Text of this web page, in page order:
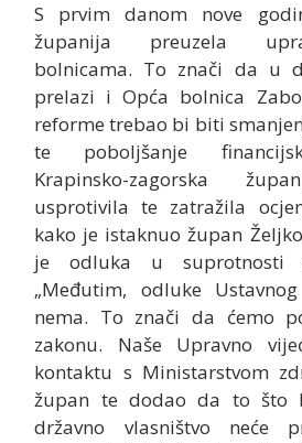
S prvim danom nove
županija preuzela
bolnicama. To znači da u
prelazi i Opća bolnica
reforme trebao bi biti
te poboljšanje
Krapinsko-zagorska
usprotivila te zatražila
kako je istaknuo župan
je odluka u suprotnosti
„Međutim, odluke
nema. To znači da ćemo
zakonu. Naše Upravno
kontaktu s Ministarstvom
župan te dodao da to što
državno vlasništvo neće